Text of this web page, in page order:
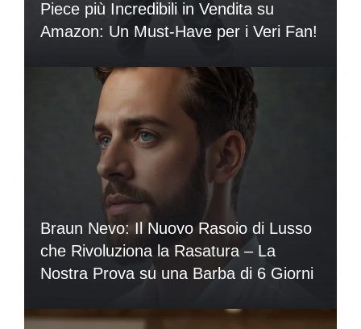
Piece più Incredibili in Vendita su
Amazon: Un Must-Have per i Veri Fan!
Braun Nevo: Il Nuovo Rasoio di Lusso
che Rivoluziona la Rasatura – La
Nostra Prova su una Barba di 6 Giorni